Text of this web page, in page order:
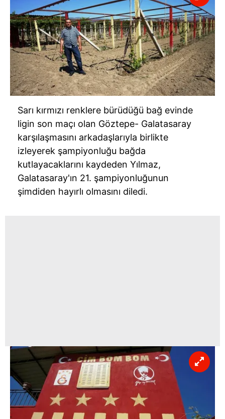
Sarı kırmızı renklere bürüdüğü bağ evinde
ligin son maçı olan Göztepe- Galatasaray
karşılaşmasını arkadaşlarıyla birlikte
izleyerek şampiyonluğu bağda
kutlayacaklarını kaydeden Yılmaz,
Galatasaray'ın 21. şampiyonluğunun
şimdiden hayırlı olmasını diledi.